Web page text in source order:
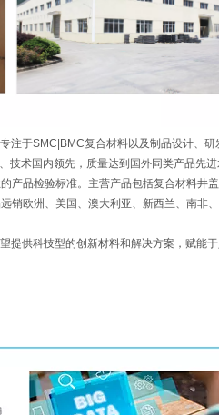
注于SMC|BMC复合材料以及制品设计、
技术国内领先，质量达到国外同类产品先
产品检验标准。主营产品包括复合材料井
销欧洲、美国、澳大利亚、新西兰、南非
提供科技型的创新材料和解决方案，赋能